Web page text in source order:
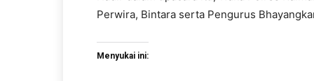
Perwira, Bintara serta Pengurus
Menyukai ini: